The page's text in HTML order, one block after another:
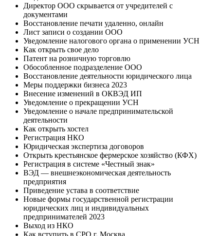
Директор ООО скрывается от учредителей с
документами
Восстановление печати удаленно, онлайн
Лист записи о создании ООО
Уведомление налогового органа о применении УСН
Как открыть свое дело
Патент на розничную торговлю
Обособленное подразделение ООО
Восстановление деятельности юридического лица
Меры поддержки бизнеса 2023
Внесение изменений в ОКВЭД ИП
Уведомление о прекращении УСН
Уведомление о начале предпринимательской
деятельности
Как открыть хостел
Регистрация НКО
Юридическая экспертиза договоров
Открыть крестьянское фермерское хозяйство (КФХ)
Регистрация в системе «Честный знак»
ВЭД — внешнеэкономическая деятельность
предприятия
Приведение устава в соответствие
Новые формы государственной регистрации
юридических лиц и индивидуальных
предпринимателей 2023
Выход из НКО